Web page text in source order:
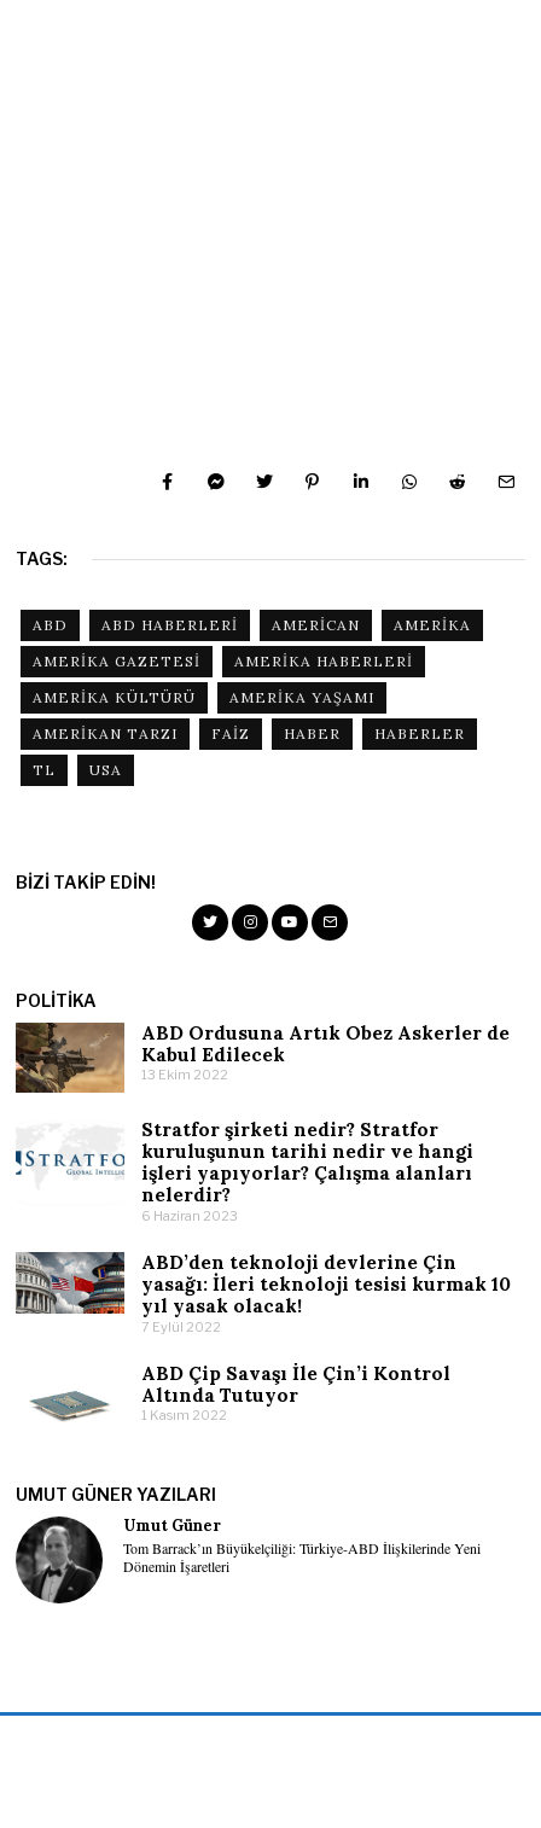
TAGS:
ABD ABD HABERLERI AMERICAN
AMERIKA
AMERIKA GAZETESI
AMERIKA HABERLERI
AMERIKA KÜLTÜRÜ
AMERIKA YAŞAMI
AMERIKAN TARZI
FAIZ HABER
HABERLER
TL
USA
BIZI TAKIP EDIN!
POLITIKA
ABD Ordusuna Artık Obez Askerler de
Kabul Edilecek
13 Ekim 2022
Stratfor şirketi nedir? Stratfor
kuruluşunun tarihi nedir ve hangi
işleri yapıyorlar? Çalışma alanları
nelerdir?
6 Haziran 2023
ABD’den teknoloji devlerine Çin
yasağı: İleri teknoloji tesisi kurmak 10
yıl yasak olacak!
7 Eylül 2022
ABD Çip Savaşı İle Çin’i Kontrol
Altında Tutuyor
1 Kasım 2022
UMUT GÜNER YAZILARI
Umut Güner
Tom Barrack’ın Büyükelçiliği: Türkiye-ABD İlişkilerinde Yeni
Dönemin İşaretleri